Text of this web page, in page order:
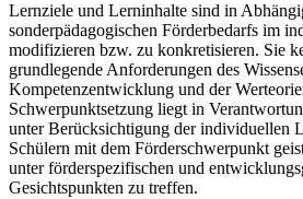
Lernziele und Lerninhalte sind in
sonderpädagogischen Förderbedarfs im
modifizieren bzw. zu konkretisieren. Sie
grundlegende Anforderungen des
Kompetenzentwicklung und der
Schwerpunktsetzung liegt in
unter Berücksichtigung der individuellen
Schülern mit dem Förderschwerpunkt
unter förderspezifischen und
Gesichtspunkten zu treffen.